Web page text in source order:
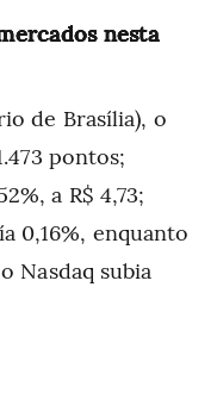
nesta
de Brasília), o
pontos;
a R$ 4,73;
0,16%, enquanto
Nasdaq subia